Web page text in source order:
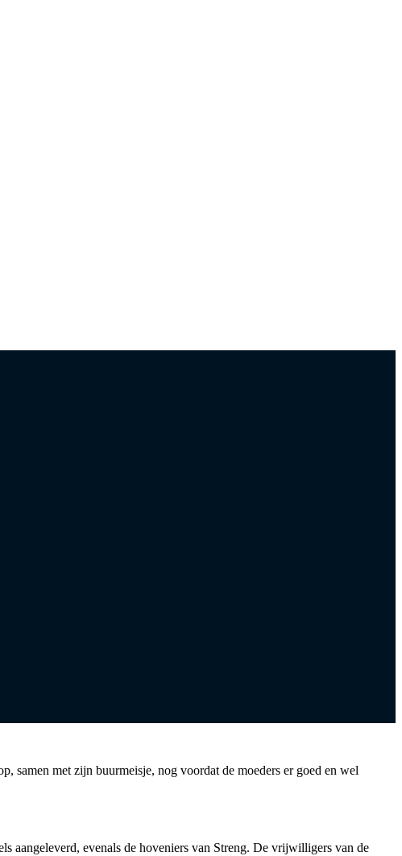
samen met zijn buurmeisje, nog voordat de moeders er goed en wel
aangeleverd, evenals de hoveniers van Streng. De vrijwilligers van de